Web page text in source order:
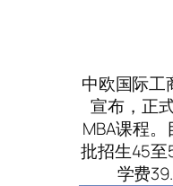
中欧国际工
宣布，正
MBA课程
批招生45至
学费